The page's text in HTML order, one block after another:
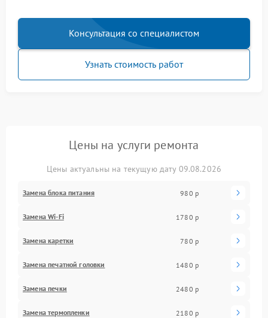
Консультация со специалистом
Узнать стоимость работ
Цены на услуги ремонта
Цены актуальны на текущую дату 09.08.2026
Замена блока питания 980 р
Замена Wi-Fi 1780 р
Замена каретки 780 р
Замена печатной головки 1480 р
Замена печки 2480 р
Замена термопленки 2180 р